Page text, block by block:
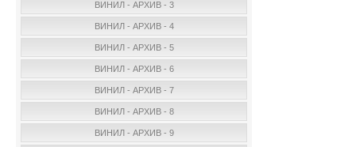
ВИНИЛ - АРХИВ - 3
ВИНИЛ - АРХИВ - 4
ВИНИЛ - АРХИВ - 5
ВИНИЛ - АРХИВ - 6
ВИНИЛ - АРХИВ - 7
ВИНИЛ - АРХИВ - 8
ВИНИЛ - АРХИВ - 9